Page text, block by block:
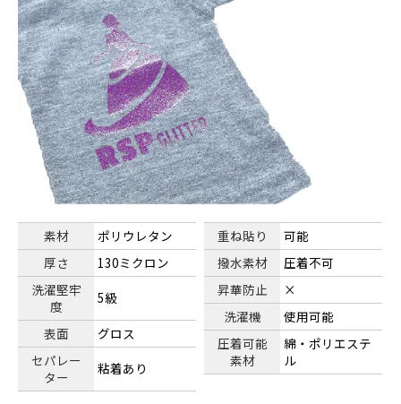
素材
ポリウレタン
厚さ
130ミクロン
洗濯堅牢
度
5級
表面
グロス
セパレー
ター
粘着あり
重ね貼り
可能
撥水素材
圧着不可
昇華防止
×
洗濯機
使用可能
圧着可能
素材
綿・ポリエステ
ル